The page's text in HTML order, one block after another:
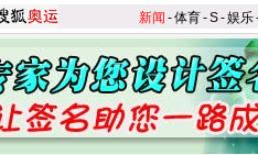
新闻 -体育-S-娱乐